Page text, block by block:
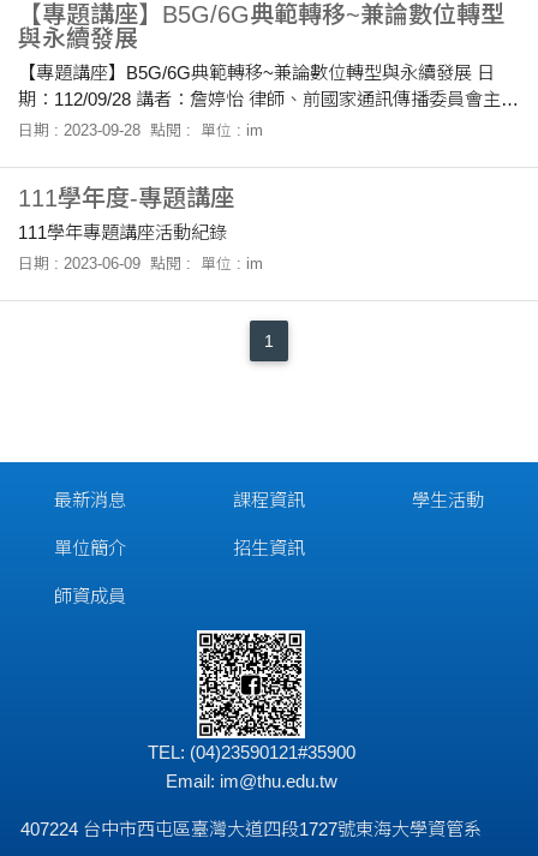
2050年中低收入國家的廢棄物總量至少較2016年增加40%，是
全球人口預期鄒長率的2倍多之多，同時也遠高於成熟市場國
家，廢棄物管理最大的商機可望來自新興市場，一般成熟的國
家都不會去製造，所以透過再生物替代原物料，資源再生與修
復，採用以舊換新、創新設計以及永續發展，可以讓企業有效
【專題講座】B5G/6G典範轉移~兼論數位轉型
與永續發展
【專題講座】B5G/6G典範轉移~兼論數位轉型與永續發展 日
期：112/09/28 講者：詹婷怡 律師、前國家通訊傳播委員會主任
委員 本次講座以數位轉型與永續發展為主，介紹了科技倫
位轉型效益、2050年如何做到零淨碳排量、Web 1.0到Web 3.0
的發展；演講中提到了4G改變生活，5G改變世界以行動通訊技
術的演進，從1G網路演進成了現在的5G網路，而由於6G網路
日期 : 2023-09-28 點閱 : 單位 : im
111學年度-專題講座
111學年專題講座活動紀錄
日期 : 2023-06-09 點閱 : 單位 : im
1
最新消息
單位簡介
師資成員
課程資訊
招生資訊
學生活動
TEL: (04)23590121#35900
Email: im@thu.edu.tw
407224 台中市西屯區臺灣大道四段1727號東海大學資管系